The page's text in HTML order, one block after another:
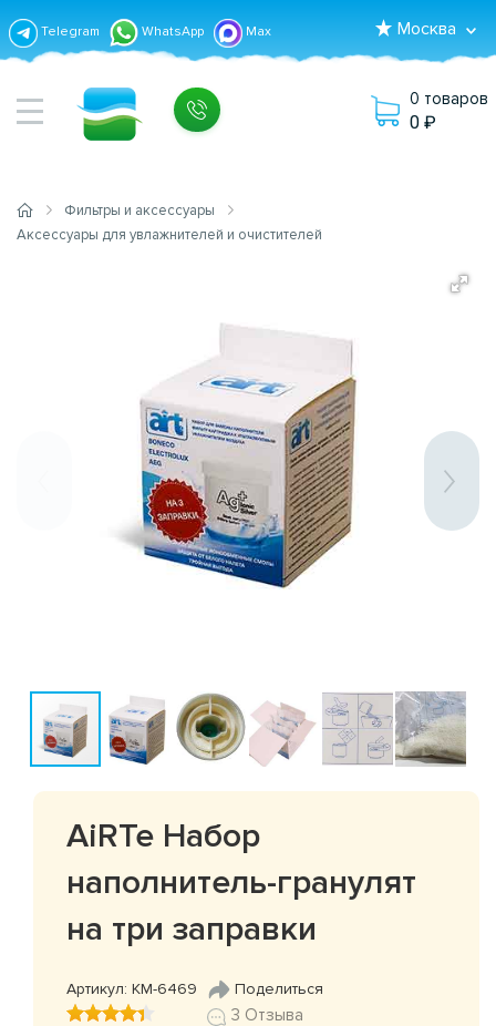
Telegram WhatsApp Max Москва
0 товаров
0
Фильтры и аксессуары
Аксессуары для увлажнителей и очистителей
AiRTe Набор
наполнитель-гранулят
на три заправки
Артикул: КМ-6469 Поделиться
3 Отзыва